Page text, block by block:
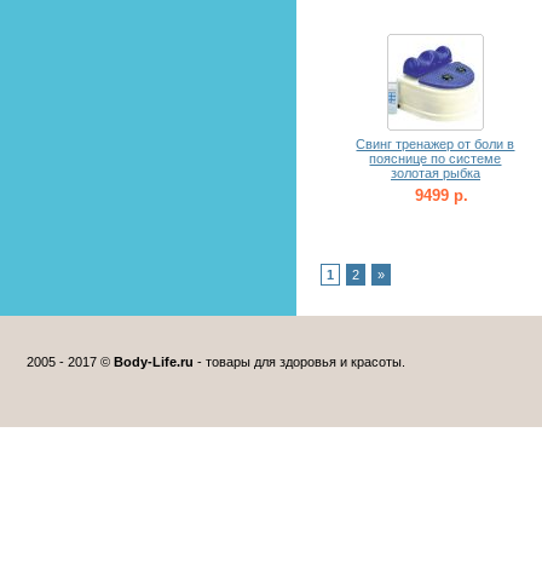
Свинг тренажер от боли в
пояснице по системе
золотая рыбка
9499 р.
1 2 »
2005 - 2017 © Body-Life.ru - товары для здоровья и красоты.